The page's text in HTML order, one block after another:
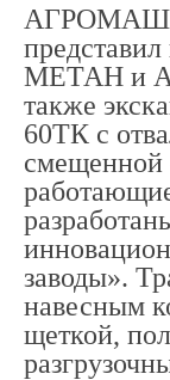
АГРОМАШ
МЕТАН и
также
60ТК с
смещенной
заводы».
навесным
щеткой,